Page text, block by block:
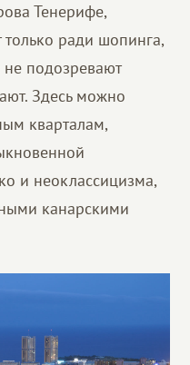
Тенерифе,
ради шопинга,
не подозревают
Здесь можно
кварталам,
и неоклассицизма,
канарскими